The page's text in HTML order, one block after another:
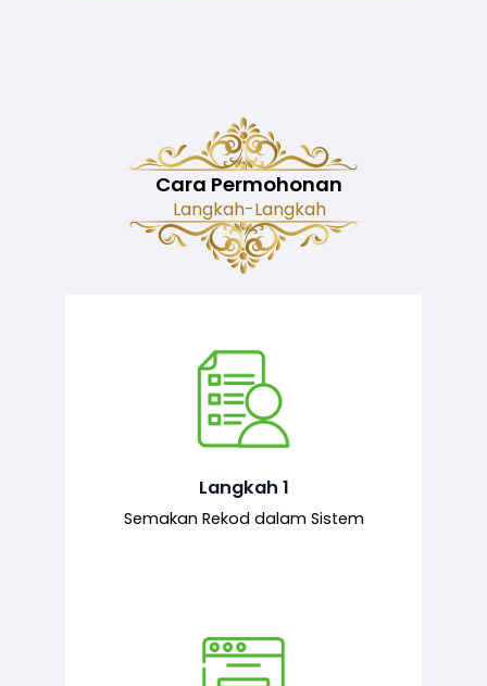
Cara Permohonan
Langkah-Langkah
Langkah 1
Semakan Rekod dalam Sistem
Semakan ke atas sejarah permohonan
yang pernah dibuat oleh pemohon,